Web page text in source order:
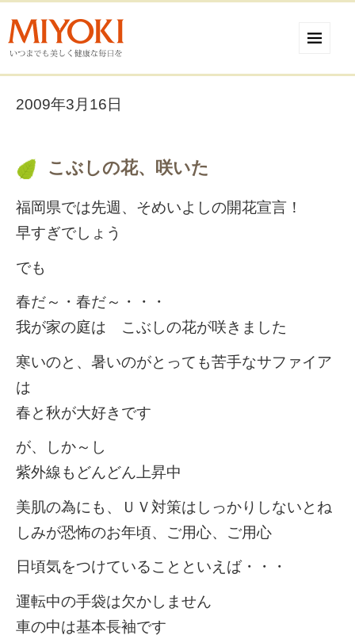
2009年3月16日
こぶしの花、咲いた
福岡県では先週、そめいよしの開花宣言！
早すぎでしょう
でも
春だ～・春だ～・・・
我が家の庭は こぶしの花が咲きました
寒いのと、暑いのがとっても苦手なサファイア
は
春と秋が大好きです
が、しか～し
紫外線もどんどん上昇中
美肌の為にも、ＵＶ対策はしっかりしないとね
しみが恐怖のお年頃、ご用心、ご用心
日頃気をつけていることといえば・・・
運転中の手袋は欠かしません
車の中は基本長袖です